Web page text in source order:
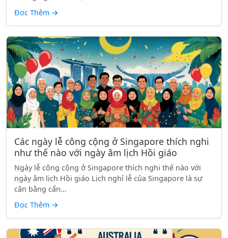
Đọc Thêm →
Các ngày lễ công cộng ở Singapore thích nghi
như thế nào với ngày âm lịch Hồi giáo
Ngày lễ công cộng ở Singapore thích nghi thế nào với
ngày âm lịch Hồi giáo Lịch nghỉ lễ của Singapore là sự
cân bằng cẩn...
Đọc Thêm →